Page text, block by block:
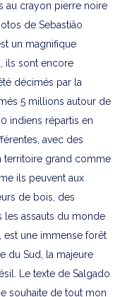
au crayon pierre noire
de Sebastiâo
un magnifique
ils sont encore
décimés par la
5 millions autour de
indiens répartis en
avec des
territoire grand comme
ils peuvent aux
de bois, des
les assauts du monde
est une immense forêt
du Sud, la majeure
Le texte de Salgado
souhaite de tout mon